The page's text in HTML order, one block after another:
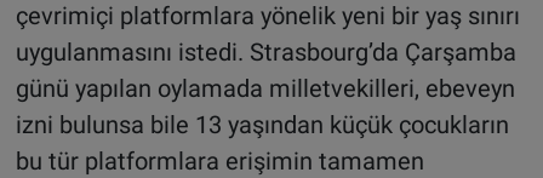
çevrimiçi platformlara yönelik yeni bir yaş sınırı
uygulanmasını istedi. Strasbourg’da Çarşamba
günü yapılan oylamada milletvekilleri, ebeveyn
izni bulunsa bile 13 yaşından küçük çocukların
bu tür platformlara erişimin tamamen